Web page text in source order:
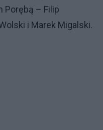
Porębą – Filip
i Marek Migalski.